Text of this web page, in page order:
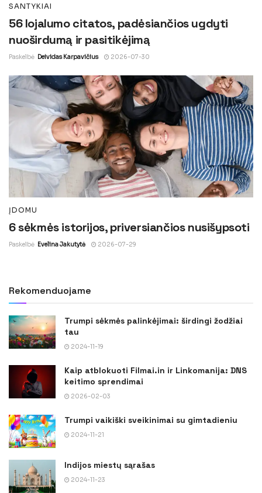
SANTYKIAI
56 lojalumo citatos, padėsiančios ugdyti
nuoširdumą ir pasitikėjimą
Paskelbė Deividas Karpavičius 2026-07-30
ĮDOMU
6 sėkmės istorijos, priversiančios nusišypsoti
Paskelbė Evelina Jakutytė 2026-07-29
Rekomenduojame
Trumpi sėkmės palinkėjimai: širdingi žodžiai
tau
2024-11-19
Kaip atblokuoti Filmai.in ir Linkomanija: DNS
keitimo sprendimai
2026-02-03
Trumpi vaikiški sveikinimai su gimtadieniu
2024-11-21
Indijos miestų sąrašas
2024-11-23